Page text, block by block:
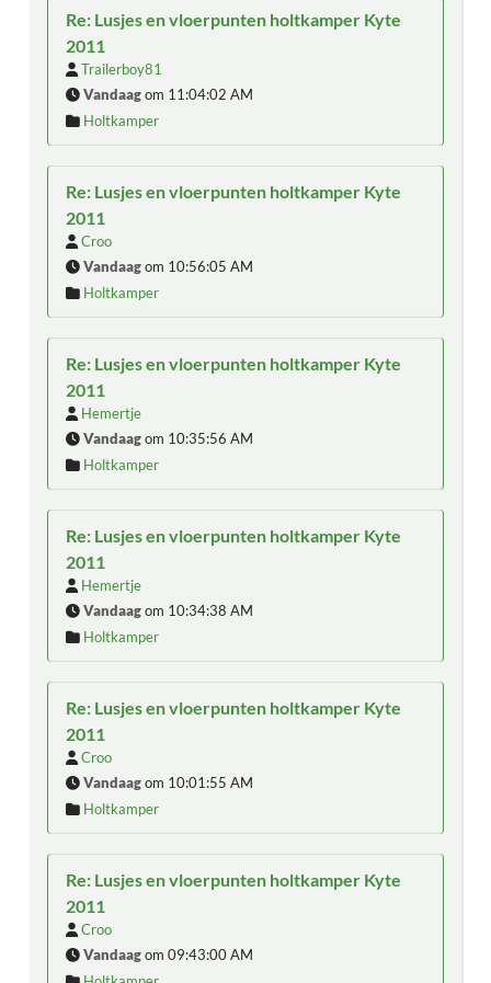
Re: Lusjes en vloerpunten holtkamper Kyte
2011
Trailerboy81
Vandaagom 11:04:02 AM
Holtkamper
Re: Lusjes en vloerpunten holtkamper Kyte
2011
Croo
Vandaagom 10:56:05 AM
Holtkamper
Re: Lusjes en vloerpunten holtkamper Kyte
2011
Hemertje
Vandaagom 10:35:56 AM
Holtkamper
Re: Lusjes en vloerpunten holtkamper Kyte
2011
Hemertje
Vandaagom 10:34:38 AM
Holtkamper
Re: Lusjes en vloerpunten holtkamper Kyte
2011
Croo
Vandaagom 10:01:55 AM
Holtkamper
Re: Lusjes en vloerpunten holtkamper Kyte
2011
Croo
Vandaagom 09:43:00 AM